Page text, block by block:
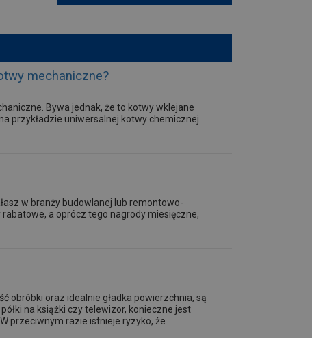
mechaniczne?
Bywa jednak, że to kotwy wklejane
przykładzie uniwersalnej kotwy chemicznej
w branży budowlanej lub remontowo-
a oprócz tego nagrody miesięczne,
obróbki oraz idealnie gładka powierzchnia, są
na książki czy telewizor, konieczne jest
przeciwnym razie istnieje ryzyko, że